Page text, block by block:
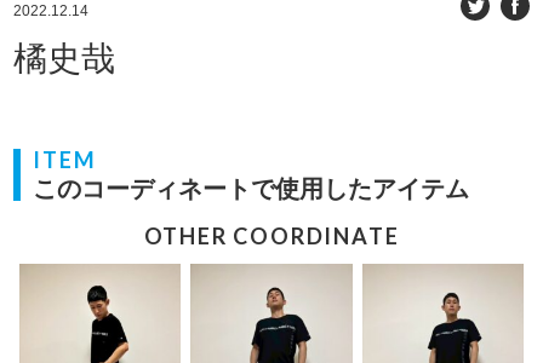
2022.12.14
橘史哉
ITEM
このコーディネートで使用したアイテム
OTHER COORDINATE